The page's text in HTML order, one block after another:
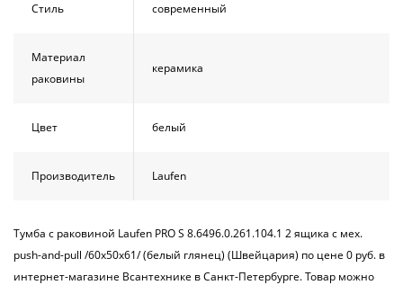
Стиль современный
Материал
раковины
керамика
Цвет белый
Производитель Laufen
Тумба с раковиной Laufen PRO S 8.6496.0.261.104.1 2 ящика с мех.
push-and-pull /60x50x61/ (белый глянец) (Швейцария) по цене 0 руб. в
интернет-магазине Всантехнике в Санкт-Петербурге. Товар можно